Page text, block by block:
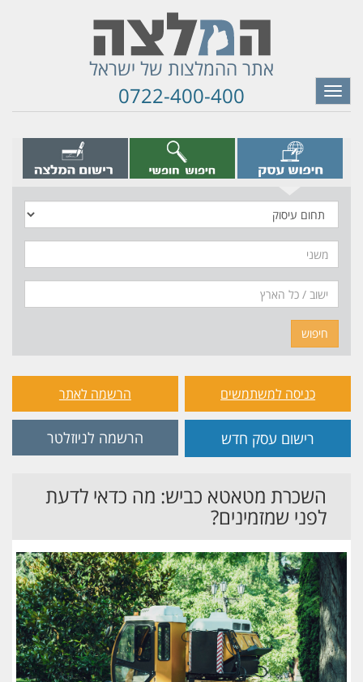
אתר ההמלצות של ישראל
0722-400-400
Toggle
navigation
עיסוק
חיפוש
כניסה למשתמשים הרשמה לאתר
רישום עסק חדש הרשמה לניוזלטר
השכרת מטאטא כביש: מה כדאי לדעת
לפני שמזמינים?